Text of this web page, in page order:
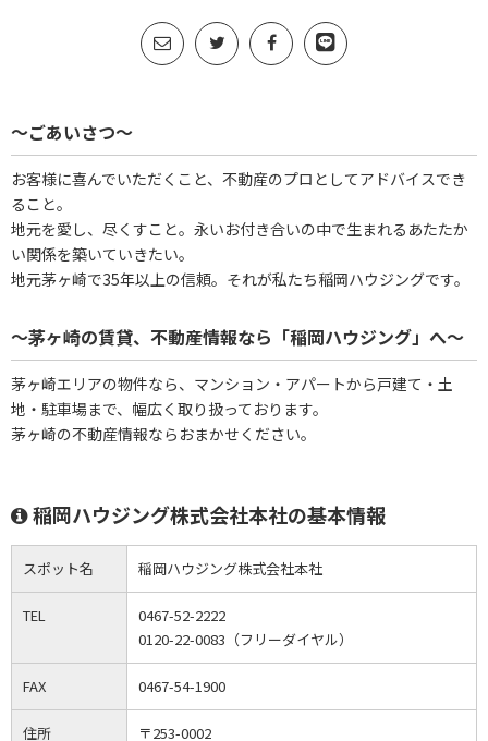
～ごあいさつ～
お客様に喜んでいただくこと、不動産のプロとしてアドバイスでき
ること。
地元を愛し、尽くすこと。永いお付き合いの中で生まれるあたたか
い関係を築いていきたい。
地元茅ヶ崎で35年以上の信頼。それが私たち稲岡ハウジングです。
～茅ヶ崎の賃貸、不動産情報なら「稲岡ハウジング」へ～
茅ヶ崎エリアの物件なら、マンション・アパートから戸建て・土
地・駐車場まで、幅広く取り扱っております。
茅ヶ崎の不動産情報ならおまかせください。
稲岡ハウジング株式会社本社の基本情報
スポット名 稲岡ハウジング株式会社本社
TEL
0467-52-2222
0120-22-0083（フリーダイヤル）
FAX 0467-54-1900
住所 〒253-0002